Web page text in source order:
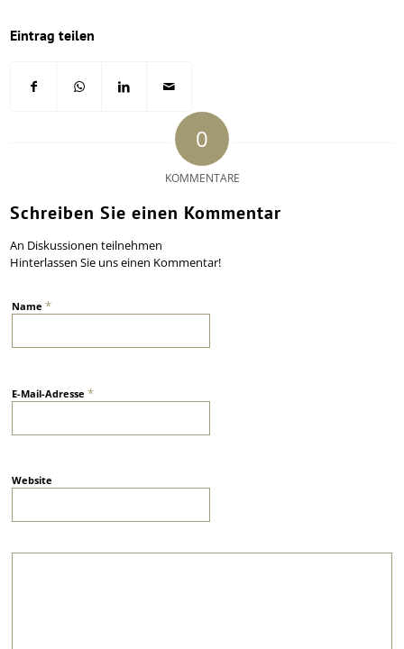
Eintrag teilen
0
KOMMENTARE
Schreiben Sie einen Kommentar
An Diskussionen teilnehmen
Hinterlassen Sie uns einen Kommentar!
Name*
E-Mail-Adresse*
Website